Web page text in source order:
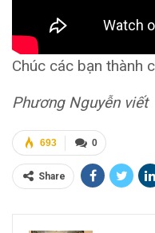
Chúc các bạn thành
Phương Nguyễn viết
0
693
Share